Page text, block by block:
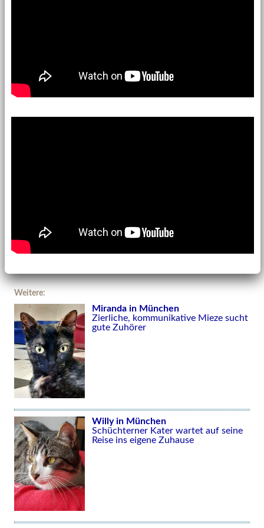
Weitere:
Miranda in München
Zierliche, kommunikative Mieze sucht
gute Zuhörer
Willy in München
Schüchterner Kater wartet auf seine
Reise ins eigene Zuhause